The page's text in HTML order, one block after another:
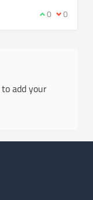
I agree with
0 I 0
to add your